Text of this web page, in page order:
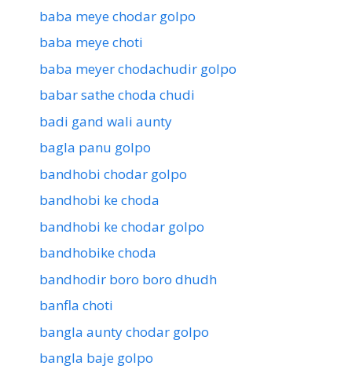
baba meye chodar golpo
baba meye choti
baba meyer chodachudir golpo
babar sathe choda chudi
badi gand wali aunty
bagla panu golpo
bandhobi chodar golpo
bandhobi ke choda
bandhobi ke chodar golpo
bandhobike choda
bandhodir boro boro dhudh
banfla choti
bangla aunty chodar golpo
bangla baje golpo